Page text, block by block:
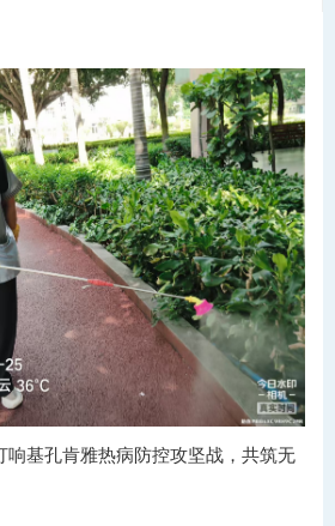
响基孔肯雅热病防控攻坚战，共筑无